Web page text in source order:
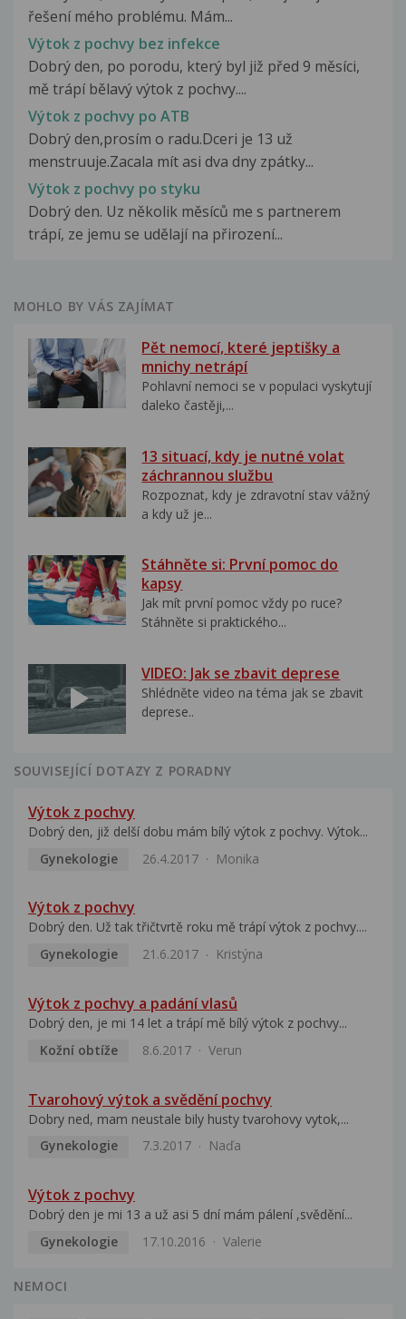
řešení mého problému. Mám...
Výtok z pochvy bez infekce
Dobrý den, po porodu, který byl již před 9 měsíci,
mě trápí bělavý výtok z pochvy....
Výtok z pochvy po ATB
Dobrý den,prosím o radu.Dceri je 13 už
menstruuje.Zacala mít asi dva dny zpátky...
Výtok z pochvy po styku
Dobrý den. Uz několik měsíců me s partnerem
trápí, ze jemu se udělají na přirození...
MOHLO BY VÁS ZAJÍMAT
Pět nemocí, které jeptišky a
mnichy netrápí
Pohlavní nemoci se v populaci vyskytují
daleko častěji,...
13 situací, kdy je nutné volat
záchrannou službu
Rozpoznat, kdy je zdravotní stav vážný
a kdy už je...
Stáhněte si: První pomoc do
kapsy
Jak mít první pomoc vždy po ruce?
Stáhněte si praktického...
VIDEO: Jak se zbavit deprese
Shlédněte video na téma jak se zbavit
deprese..
SOUVISEJÍCÍ DOTAZY Z PORADNY
Výtok z pochvy
Dobrý den, již delší dobu mám bílý výtok z pochvy. Výtok...
Gynekologie
26.4.2017 Monika
Výtok z pochvy
Dobrý den. Už tak třičtvrtě roku mě trápí výtok z pochvy....
Gynekologie
21.6.2017 Kristýna
Výtok z pochvy a padání vlasů
Dobrý den, je mi 14 let a trápí mě bílý výtok z pochvy...
Kožní obtíže
8.6.2017 Verun
Tvarohový výtok a svědění pochvy
Dobry ned, mam neustale bily husty tvarohovy vytok,...
Gynekologie
7.3.2017 Naďa
Výtok z pochvy
Dobrý den je mi 13 a už asi 5 dní mám pálení ,svědění...
Gynekologie
17.10.2016 Valerie
NEMOCI